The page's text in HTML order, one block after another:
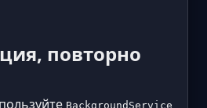
повторно
BackgroundService